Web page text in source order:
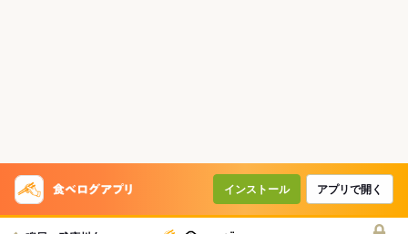
インストール アプリで開く